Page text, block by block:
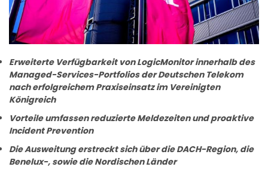
Erweiterte Verfügbarkeit von LogicMonitor innerhalb des
Managed-Services-Portfolios der Deutschen Telekom
nach erfolgreichem Praxiseinsatz im Vereinigten
Königreich
Vorteile umfassen reduzierte Meldezeiten und proaktive
Incident Prevention
Die Ausweitung erstreckt sich über die DACH-Region, die
Benelux-, sowie die Nordischen Länder